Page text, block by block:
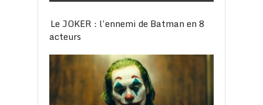
Le JOKER : l’ennemi de Batman en 8
acteurs